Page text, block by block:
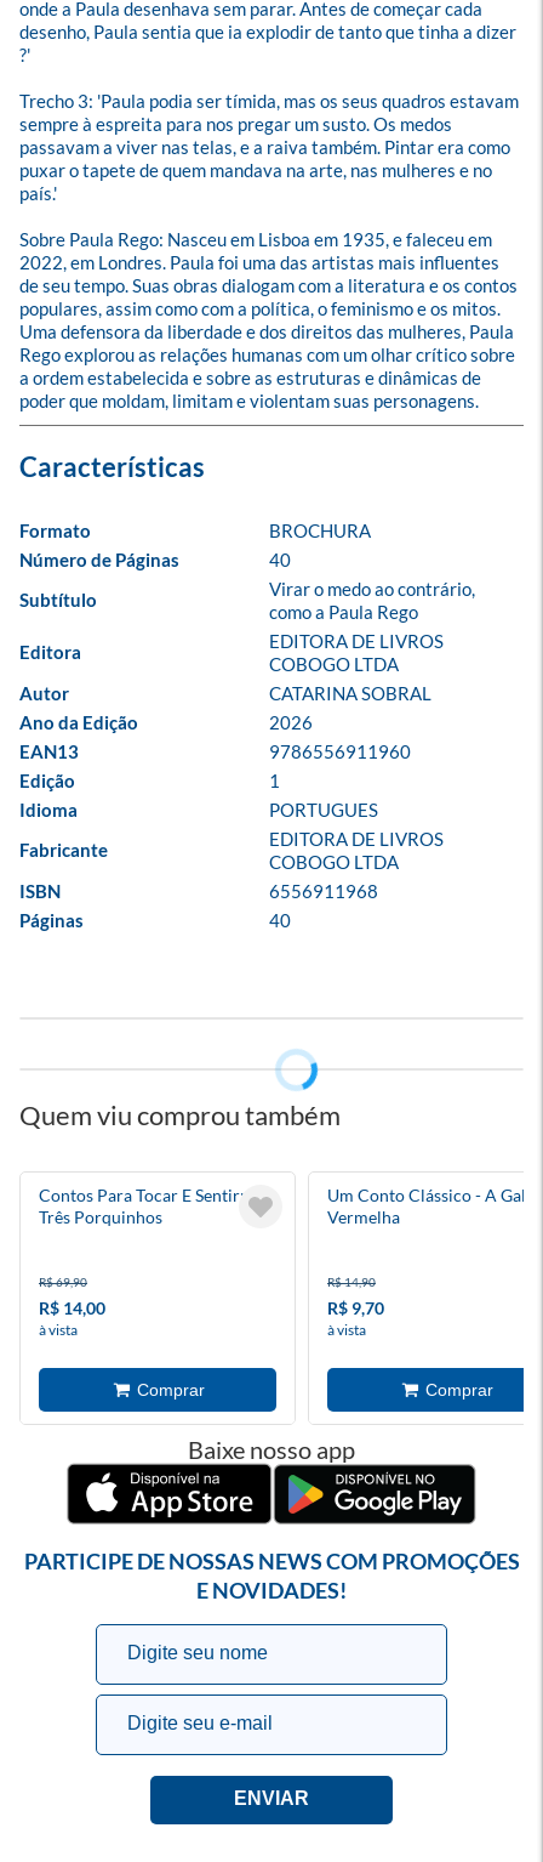
onde a Paula desenhava sem parar. Antes de começar cada
desenho, Paula sentia que ia explodir de tanto que tinha a dizer
?'
Trecho 3: 'Paula podia ser tímida, mas os seus quadros estavam
sempre à espreita para nos pregar um susto. Os medos
passavam a viver nas telas, e a raiva também. Pintar era como
puxar o tapete de quem mandava na arte, nas mulheres e no
país.'
Sobre Paula Rego: Nasceu em Lisboa em 1935, e faleceu em
2022, em Londres. Paula foi uma das artistas mais influentes
de seu tempo. Suas obras dialogam com a literatura e os contos
populares, assim como com a política, o feminismo e os mitos.
Uma defensora da liberdade e dos direitos das mulheres, Paula
Rego explorou as relações humanas com um olhar crítico sobre
a ordem estabelecida e sobre as estruturas e dinâmicas de
poder que moldam, limitam e violentam suas personagens.
Formato
BROCHURA
Número de Páginas
40
Subtítulo
Virar o medo ao contrário,
como a Paula Rego
Editora
EDITORA DE LIVROS
COBOGO LTDA
Autor
CATARINA SOBRAL
Ano da Edição
2026
EAN13
9786556911960
Edição
1
Idioma
PORTUGUES
Fabricante
EDITORA DE LIVROS
COBOGO LTDA
ISBN
6556911968
Páginas
40
Quem viu comprou também
Contos Para Tocar E Sentir: Os
Três Porquinhos
R$ 69,90
R$ 14,00
à vista
Um Conto Clássico - A
Vermelha
R$ 14,90
R$ 9,70
à vista
Baixe nosso app
PARTICIPE DE NOSSAS NEWS COM PROMOÇÕES
E NOVIDADES!